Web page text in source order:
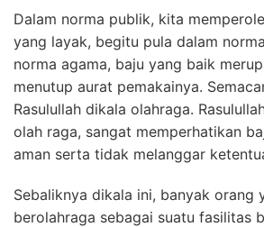
Dalam norma publik, kita
yang layak, begitu pula dalam
norma agama, baju yang baik
menutup aurat pemakainya.
Rasulullah dikala olahraga.
olah raga, sangat mem­perhatikan
aman serta tidak melanggar
Sebaliknya dikala ini, banyak orang
berolahraga se­bagai suatu fasilitas